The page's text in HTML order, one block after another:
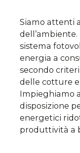
Siamo attenti
sistema
energia a
secondo
delle cotture
Impieghiamo
disposizione
energetici
produttività a